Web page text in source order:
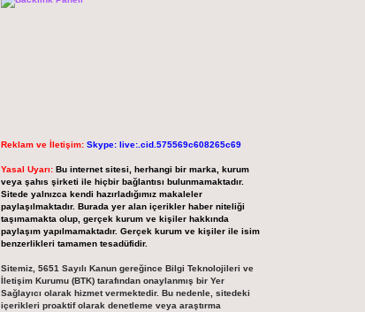
Reklam ve İletişim: Skype: live:.cid.575569c608265c69
Yasal Uyarı: Bu internet sitesi, herhangi bir marka, kurum
veya şahıs şirketi ile hiçbir bağlantısı bulunmamaktadır.
Sitede yalnızca kendi hazırladığımız makaleler
paylaşılmaktadır. Burada yer alan içerikler haber niteliği
taşımamakta olup, gerçek kurum ve kişiler hakkında
paylaşım yapılmamaktadır. Gerçek kurum ve kişiler ile isim
benzerlikleri tamamen tesadüfidir.
Sitemiz, 5651 Sayılı Kanun gereğince Bilgi Teknolojileri ve
İletişim Kurumu (BTK) tarafından onaylanmış bir Yer
Sağlayıcı olarak hizmet vermektedir. Bu nedenle, sitedeki
içerikleri proaktif olarak denetleme veya araştırma